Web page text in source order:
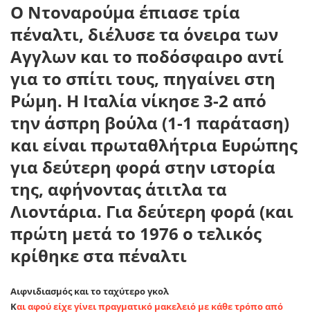
Ο Ντοναρούμα έπιασε τρία
πέναλτι, διέλυσε τα όνειρα των
Αγγλων και το ποδόσφαιρο αντί
για το σπίτι τους, πηγαίνει στη
Ρώμη. Η Ιταλία νίκησε 3-2 από
την άσπρη βούλα (1-1 παράταση)
και είναι πρωταθλήτρια Ευρώπης
για δεύτερη φορά στην ιστορία
της, αφήνοντας άτιτλα τα
Λιοντάρια. Για δεύτερη φορά (και
πρώτη μετά το 1976 ο τελικός
κρίθηκε στα πέναλτι
Αιφνιδιασμός και το ταχύτερο γκολ
Και αφού είχε γίνει πραγματικό μακελειό με κάθε τρόπο από